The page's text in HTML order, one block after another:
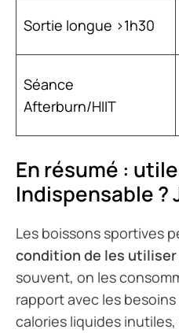
Sortie longue >1h30
Séance
Afterburn/HIIT
En résumé :
Indispensable ?
Les boissons sportives
condition de les
souvent, on les
rapport avec les
calories liquides